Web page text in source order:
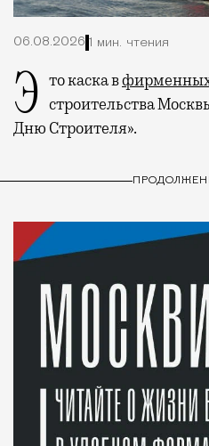
06.08.2026 1 мин. чтения
Это каска в
строительства
Дню Строителя».